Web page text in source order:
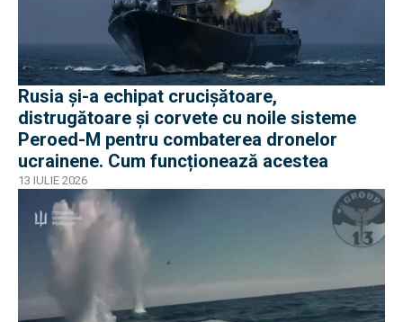
Rusia și-a echipat crucișătoare,
distrugătoare și corvete cu noile sisteme
Peroed-M pentru combaterea dronelor
ucrainene. Cum funcționează acestea
13 IULIE 2026